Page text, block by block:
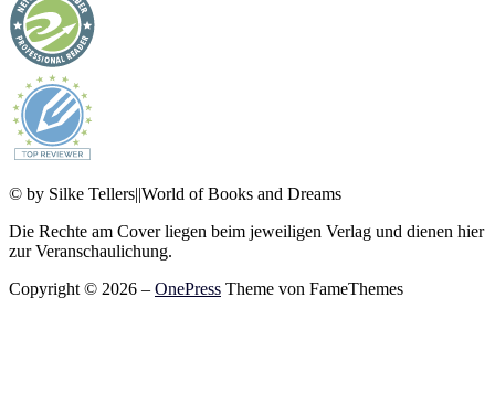
© by Silke Tellers||World of Books and Dreams
Die Rechte am Cover liegen beim jeweiligen Verlag und dienen hier
zur Veranschaulichung.
Copyright © 2026 – OnePress Theme von FameThemes